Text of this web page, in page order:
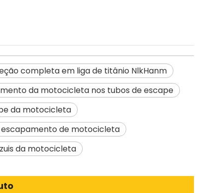
completa em liga de titânio NlkHanm
da motocicleta nos tubos de escape
da motocicleta
de motocicleta
da motocicleta